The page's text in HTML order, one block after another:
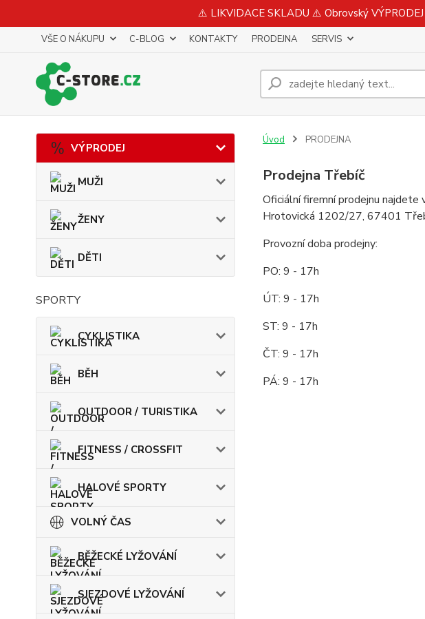
⚠️ LIKVIDACE SKLADU ⚠️ Obrovský
VŠE O NÁKUPU C-BLOG KONTAKTY PRODEJNA SERVIS
VÝPRODEJ
MUŽI
ŽENY
DĚTI
SPORTY
CYKLISTIKA
BĚH
OUTDOOR / TURISTIKA
FITNESS / CROSSFIT
HALOVÉ SPORTY
VOLNÝ ČAS
BĚŽECKÉ LYŽOVÁNÍ
SJEZDOVÉ LYŽOVÁNÍ
Úvod PRODEJNA
Prodejna Třebíč
Oficiální firemní prodejnu najdete
Hrotovická 1202/27, 67401
Provozní doba prodejny:
PO: 9 - 17h
ÚT: 9 - 17h
ST: 9 - 17h
ČT: 9 - 17h
PÁ: 9 - 17h